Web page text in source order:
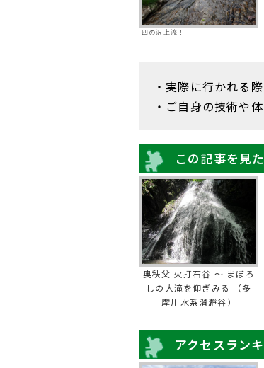
四の沢上流！
・実際に行かれる
・ご自身の技術や
この記事を見
奥秩父 火打石谷 ～ まぼろ
しの大滝を仰ぎみる （多
摩川水系滑瀞谷）
アクセスラン